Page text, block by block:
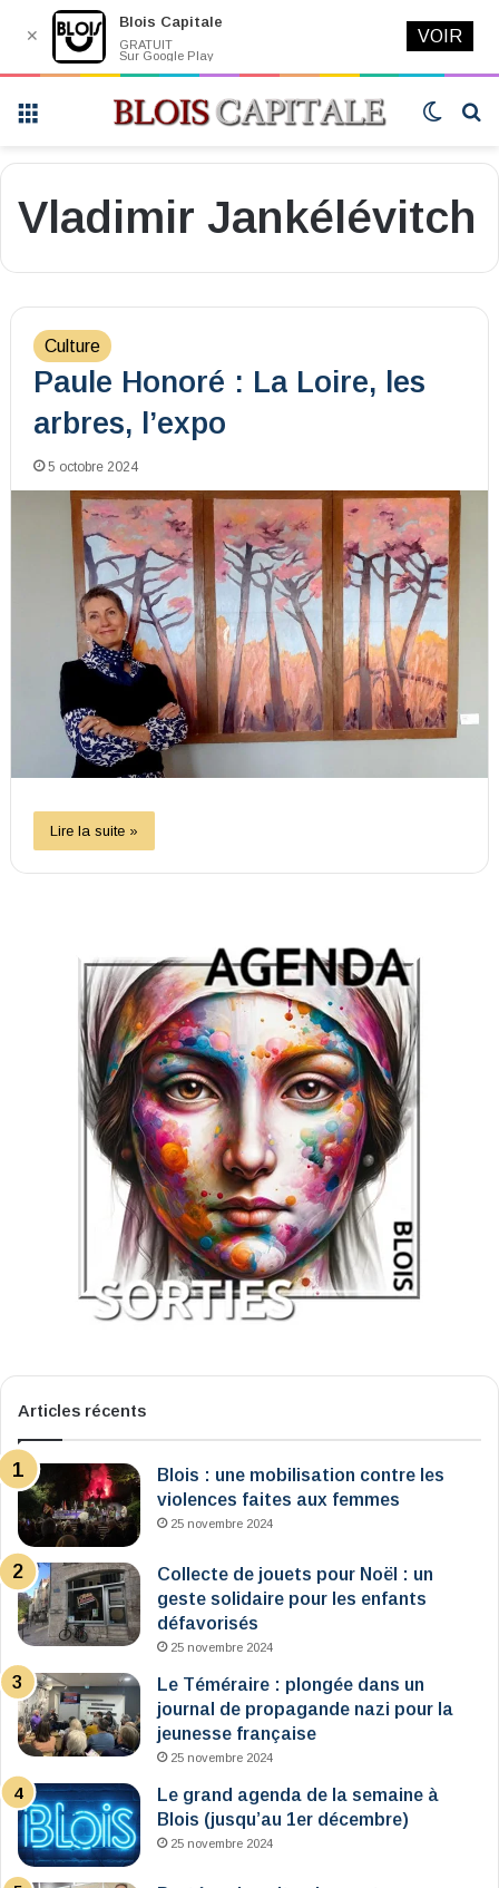
Switch
Vladimir Jankélévitch
Culture
Paule Honoré : La Loire, les
arbres, l’expo
5 octobre 2024
Lire la suite »
Articles récents
Blois : une mobilisation contre les
violences faites aux femmes
25 novembre 2024
Collecte de jouets pour Noël : un
geste solidaire pour les enfants
défavorisés
25 novembre 2024
Le Téméraire : plongée dans un
journal de propagande nazi pour la
jeunesse française
25 novembre 2024
Le grand agenda de la semaine à
Blois (jusqu’au 1er décembre)
25 novembre 2024
✕
Blois Capitale
GRATUIT
Sur Google Play
VOIR